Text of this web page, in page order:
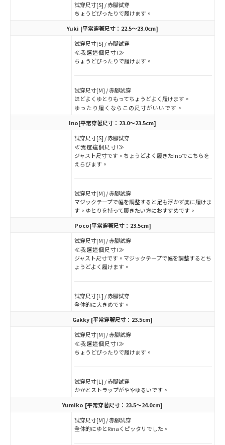
試穿尺寸[S] / 赤腳試穿
ちょうどぴったりで履けます。
Yuki [平常穿著尺寸：22.5～23.0cm]
試穿尺寸[S] / 赤腳試穿
≪我選這個尺寸!≫
ちょうどぴったりで履けます。
試穿尺寸[M] / 赤腳試穿
ほどよくゆとりもってちょうどよく履けます。
ゆったり履くならこの尺寸がいいです。
Ino[平常穿著尺寸：23.0～23.5cm]
試穿尺寸[S] / 赤腳試穿
≪我選這個尺寸!≫
ジャスト尺寸です。ちょうどよく履きたInoでこちらを
えらびます。
試穿尺寸[M] / 赤腳試穿
マジックテープで幅を調整すると足も浮かず楽に履けま
す。ゆとりを持って履きたい方におすすめです。
Poco[平常穿著尺寸：23.5cm]
試穿尺寸[M] / 赤腳試穿
≪我選這個尺寸!≫
ジャスト尺寸です。マジックテープで幅を調整するとち
ょうどよく履けます。
試穿尺寸[L] / 赤腳試穿
全体的に大きめです。
Gakky [平常穿著尺寸：23.5cm]
試穿尺寸[M] / 赤腳試穿
≪我選這個尺寸!≫
ちょうどぴったりで履けます。
試穿尺寸[L] / 赤腳試穿
かかとストラップがややゆるいです。
Yumiko [平常穿著尺寸：23.5～24.0cm]
試穿尺寸[M] / 赤腳試穿
全体的にゆとRinaくピッタリでした。